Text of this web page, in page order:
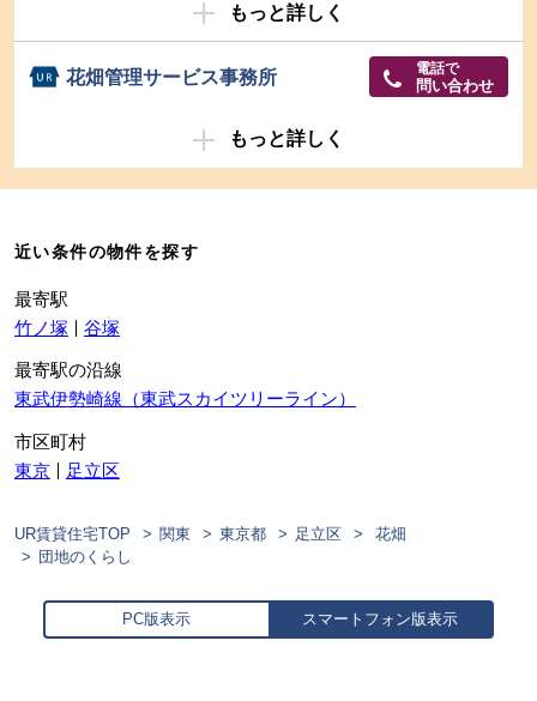
もっと詳しく
花畑管理サービス事務所 電話で
問い合わせ
もっと詳しく
近い条件の物件を探す
最寄駅
竹ノ塚
谷塚
最寄駅の沿線
東武伊勢崎線（東武スカイツリーライン）
市区町村
東京
足立区
UR賃貸住宅TOP 関東 東京都 足立区
花畑
団地のくらし
PC版表示 スマートフォン版表示